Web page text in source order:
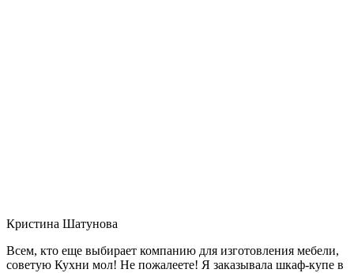
Кристина Шатунова
Всем, кто еще выбирает компанию для изготовления мебели,
советую Кухни мол! Не пожалеете! Я заказывала шкаф-купе в